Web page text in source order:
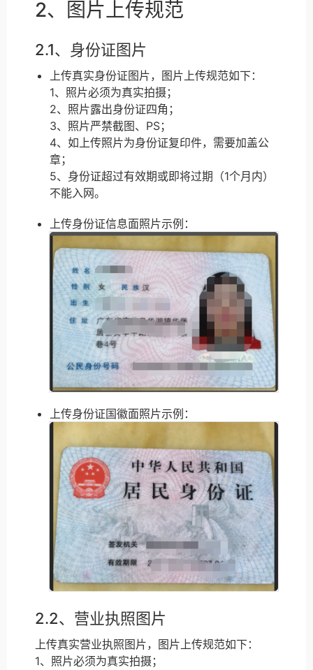
2、图片上传规范
2.1、身份证图片
上传真实身份证图片，图片上传规范如下：
1、照片必须为真实拍摄；
2、照片露出身份证四角；
3、照片严禁截图、PS；
4、如上传照片为身份证复印件，需要加盖公
章；
5、身份证超过有效期或即将过期（1个月内）
不能入网。
上传身份证信息面照片示例：
上传身份证国徽面照片示例：
2.2、营业执照图片
上传真实营业执照图片，图片上传规范如下：
1、照片必须为真实拍摄；